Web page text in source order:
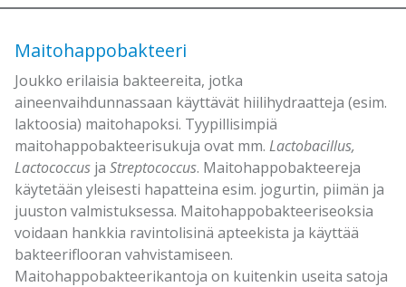
Maitohappobakteeri
Joukko erilaisia bakteereita, jotka
aineenvaihdunnassaan käyttävät hiilihydraatteja (esim.
laktoosia) maitohapoksi. Tyypillisimpiä
maitohappobakteerisukuja ovat mm. Lactobacillus,
Lactococcus ja Streptococcus. Maitohappobakteereja
käytetään yleisesti hapatteina esim. jogurtin, piimän ja
juuston valmistuksessa. Maitohappobakteeriseoksia
voidaan hankkia ravintolisinä apteekista ja käyttää
bakteeriflooran vahvistamiseen.
Maitohappobakteerikantoja on kuitenkin useita satoja